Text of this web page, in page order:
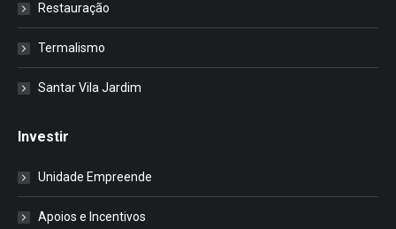
Restauração
Termalismo
Santar Vila Jardim
Investir
Unidade Empreende
Apoios e Incentivos